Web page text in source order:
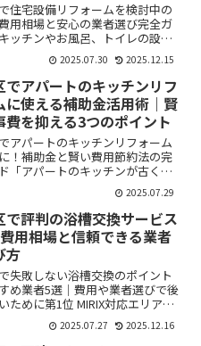
住宅設備リフォームを検討中の
用相場と安心の業者選び完全ガ
ッチンやお風呂、トイレの設備
なってきたけど、費用がどれくら
るのか分からない」「どの業者を
心なの？」そんな不安や疑問を
ませんか？この記...
2025.07.30 2025.12.15
でアパートのキッチンリフ
に使える補助金活用術｜賢
費を抑える3つのポイント
アパートのキッチンリフォーム
！補助金と賢い費用節約法の完
「アパートのキッチンが古くて
らい」「リフォームしたいけど費
心配」「補助金や助成金があるっ
けど、よく分からない」——そ
みはありませんか...
2025.07.29
で評判の浴槽交換サービス
用相場と信頼できる業者
方
失敗しない浴槽交換のポイント
め業者5選｜費用や業者選びで後
ために第1位 MIRIX対応エリア：
23区全域得意分野／特徴：店舗・
ト・マンション・戸建ての内装工
2025.07.27 2025.12.16